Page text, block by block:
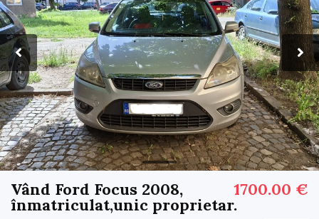
1700.00 €
Vând Ford Focus 2008,
înmatriculat,unic proprietar.